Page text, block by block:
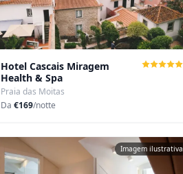
Hotel Cascais Miragem
Health & Spa
Praia das Moitas
Da€169/notte
Imagem ilustrativa